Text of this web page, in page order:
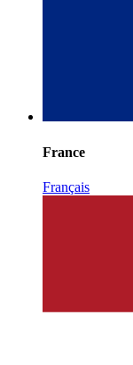
France
Français